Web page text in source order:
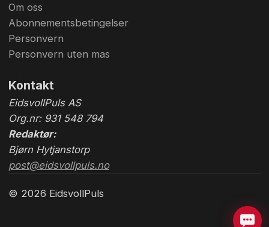
Om oss
Abonnementsbetingelser
Personvern
Personvern uten mas
Kontakt
EidsvollPuls AS
Org.nr: 931 548 794
Redaktør:
Bjørn Hytjanstorp
post@eidsvollpuls.no
© 2026 EidsvollPuls